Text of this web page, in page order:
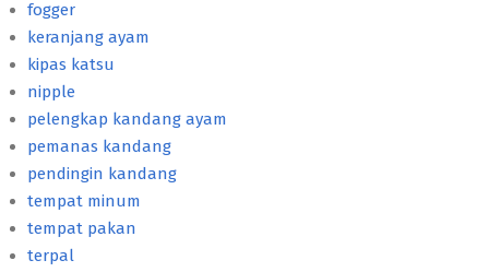
fogger
keranjang ayam
kipas katsu
nipple
pelengkap kandang ayam
pemanas kandang
pendingin kandang
tempat minum
tempat pakan
terpal